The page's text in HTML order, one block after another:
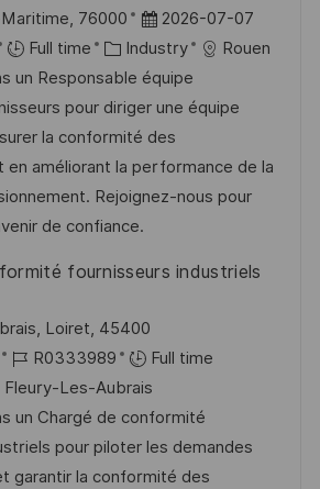
76000
P
o
s
t
e
d
D
e
2026-07-07
Full time
C
a
t
e
g
o
r
Industry
Rouen
un Responsable équipe
pour diriger une équipe
la conformité des
en améliorant la performance de la
Rejoignez-nous pour
de confiance.
fournisseurs industriels
Loiret, 45400
J
o
b
I
d
R0333989
Full time
Fleury-Les-Aubrais
un Chargé de conformité
pour piloter les demandes
garantir la conformité des